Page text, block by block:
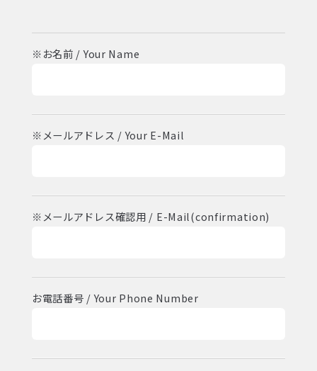
※お名前 / Your Name
※メールアドレス / Your E-Mail
※メールアドレス確認用 / E-Mail(confirmation)
お電話番号 / Your Phone Number